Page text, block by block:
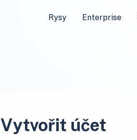
Rysy Enterprise
Vytvořit účet